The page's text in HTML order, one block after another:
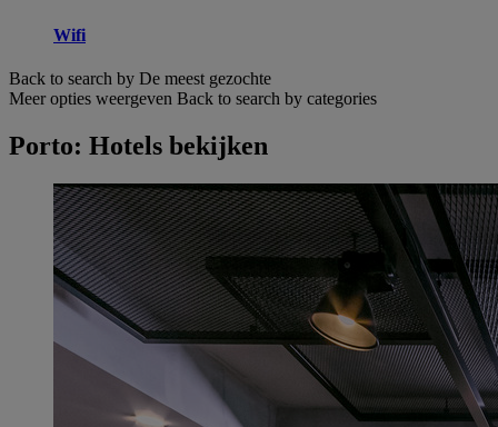
Wifi
Back to search by De meest gezochte
Meer opties weergeven Back to search by categories
Porto: Hotels bekijken